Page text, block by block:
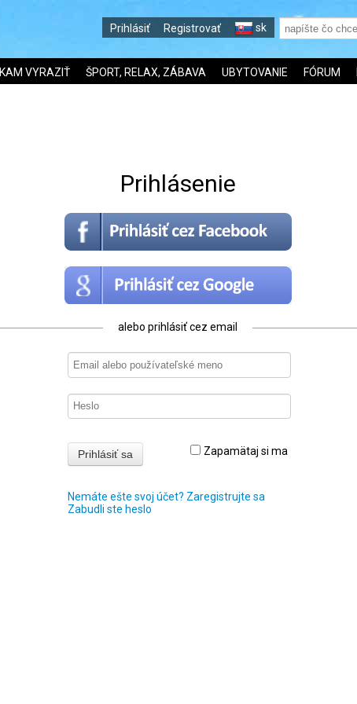
Prihlásiť Registrovať sk
KAM VYRAZIŤ ŠPORT, RELAX, ZÁBAVA UBYTOVANIE FÓRUM
Prihlásenie
alebo prihlásiť cez email
Zapamätaj si ma
Nemáte ešte svoj účet? Zaregistrujte sa
Zabudli ste heslo